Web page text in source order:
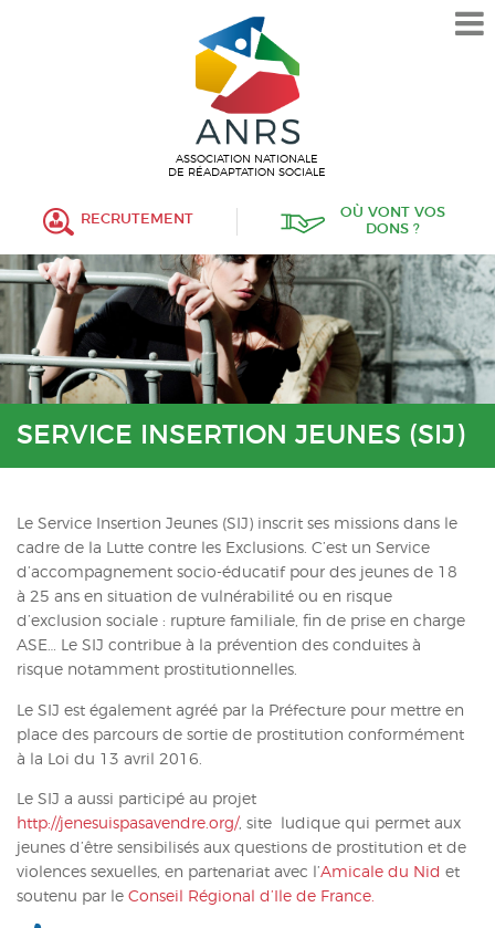
L’ASSOCIATION
HISTORIQUE
VALEURS ET ENGAGEMENT
ASSOCIATIF
FONCTIONNEMENT
ORGANISATION
POLITIQUE RH
ÉTABLISSEMENTS SERVICES
PROTECTION DE L’ENFANCE
ACTUALITÉS
CONTACT
INTRANET
ASSOCIATION NATIONALE
DE RÉADAPTATION SOCIALE
RECRUTEMENT
OÙ VONT VOS
DONS ?
SERVICE INSERTION JEUNES (SIJ)
Le Service Insertion Jeunes (SIJ) inscrit ses missions dans le
cadre de la Lutte contre les Exclusions. C’est un Service
d’accompagnement socio-éducatif pour des jeunes de 18
à 25 ans en situation de vulnérabilité ou en risque
d’exclusion sociale : rupture familiale, fin de prise en charge
ASE… Le SIJ contribue à la prévention des conduites à
risque notamment prostitutionnelles.
Le SIJ est également agréé par la Préfecture pour mettre en
place des parcours de sortie de prostitution conformément
à la Loi du 13 avril 2016.
Le SIJ a aussi participé au projet
http://jenesuispasavendre.org/, site ludique qui permet aux
jeunes d’être sensibilisés aux questions de prostitution et de
violences sexuelles, en partenariat avec l’Amicale du Nid et
soutenu par le Conseil Régional d’Ile de France.